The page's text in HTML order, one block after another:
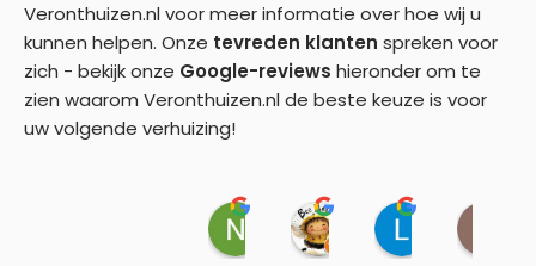
Veronthuizen.nl voor meer informatie over hoe wij u
kunnen helpen. Onze tevreden klanten spreken voor
zich - bekijk onze Google-reviews hieronder om te
zien waarom Veronthuizen.nl de beste keuze is voor
uw volgende verhuizing!
Naoufal Ben Touhami
21:37 25 Sep 25
Gusta Buijs-
05:28 08 Aug 25
Lano
10:15 19 Jul